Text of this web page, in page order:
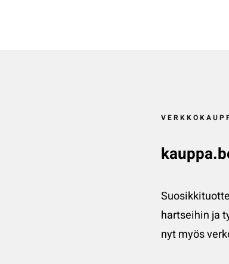
hartseihin ja
nyt myös